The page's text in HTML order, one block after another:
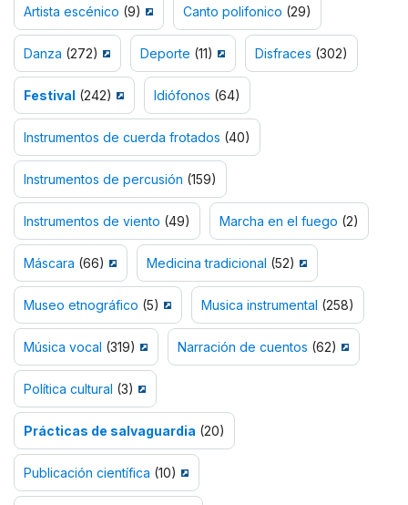
Artista escénico (9) Canto polifonico (29)
Danza (272) Deporte (11) Disfraces (302)
Festival (242) Idiófonos (64)
Instrumentos de cuerda frotados (40)
Instrumentos de percusión (159)
Instrumentos de viento (49) Marcha en el fuego (2)
Máscara (66) Medicina tradicional (52)
Museo etnográfico (5) Musica instrumental (258)
Música vocal (319) Narración de cuentos (62)
Política cultural (3)
Prácticas de salvaguardia (20)
Publicación científica (10)